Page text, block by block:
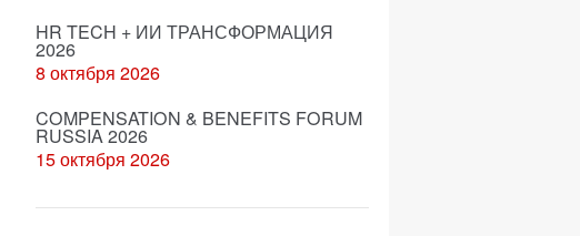
HR TECH + ИИ ТРАНСФОРМАЦИЯ
2026
8 октября 2026
COMPENSATION & BENEFITS FORUM
RUSSIA 2026
15 октября 2026